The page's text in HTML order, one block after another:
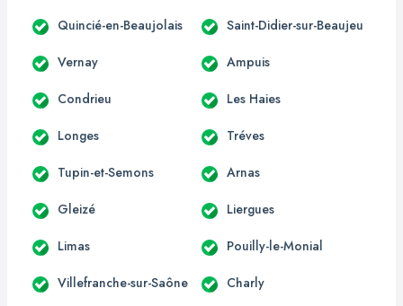
Quincié-en-Beaujolais Saint-Didier-sur-Beaujeu
Vernay Ampuis
Condrieu Les Haies
Longes Tréves
Tupin-et-Semons Arnas
Gleizé Liergues
Limas Pouilly-le-Monial
Villefranche-sur-Saône Charly